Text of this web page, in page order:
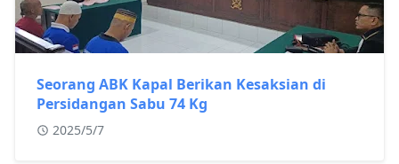
Seorang ABK Kapal Berikan Kesaksian di
Persidangan Sabu 74 Kg
2025/5/7